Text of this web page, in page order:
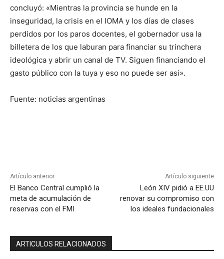
concluyó: «Mientras la provincia se hunde en la
inseguridad, la crisis en el IOMA y los días de clases
perdidos por los paros docentes, el gobernador usa la
billetera de los que laburan para financiar su trinchera
ideológica y abrir un canal de TV. Siguen financiando el
gasto público con la tuya y eso no puede ser así».
Fuente: noticias argentinas
Artículo anterior
El Banco Central cumplió la
meta de acumulación de
reservas con el FMI
Artículo siguiente
León XIV pidió a EE.UU
renovar su compromiso con
los ideales fundacionales
ARTICULOS RELACIONADOS